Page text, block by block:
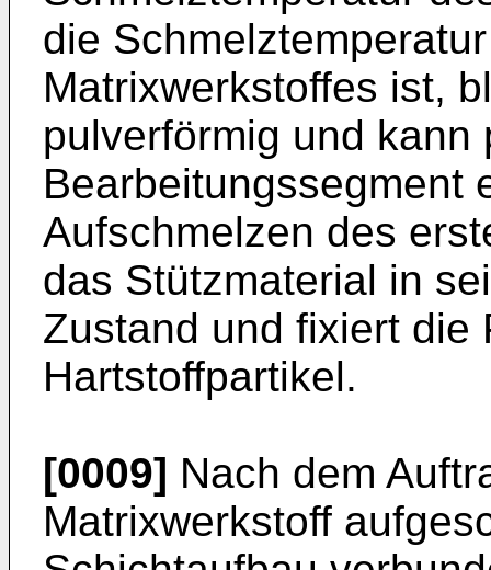
die
Matrixwerkstoffes ist,
pulverförmig und
Bearbeitungssegment
Aufschmelzen des
das Stützmaterial in
Zustand und fixiert die
Hartstoffpartikel.
[0009] Nach dem
Matrixwerkstoff